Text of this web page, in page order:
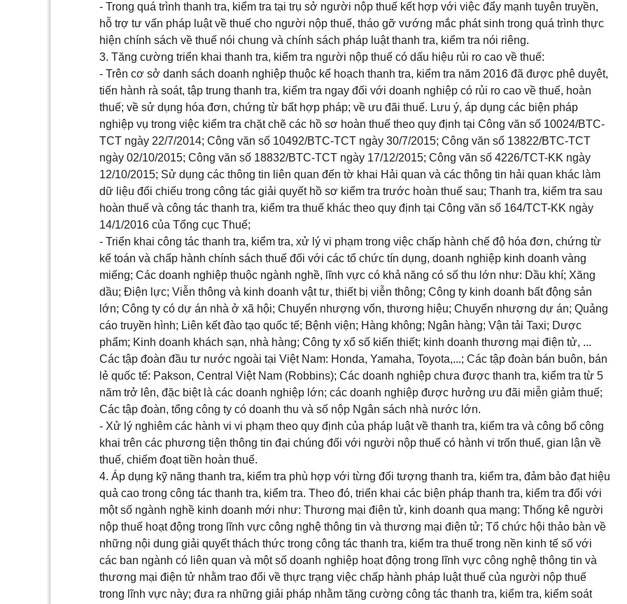
- Trong quá trình thanh tra, kiểm tra tại trụ sở người nộp thuế kết hợp với việc đẩy mạnh tuyên truyền,
hỗ trợ tư vấn pháp luật về thuế cho người nộp thuế, tháo gỡ vướng mắc phát sinh trong quá trình thực
hiện chính sách về thuế nói chung và chính sách pháp luật thanh tra, kiểm tra nói riêng.
3. Tăng cường triển khai thanh tra, kiểm tra người nộp thuế có dấu hiệu rủi ro cao về thuế:
- Trên cơ sở danh sách doanh nghiệp thuộc kế hoạch thanh tra, kiểm tra năm 2016 đã được phê duyệt,
tiến hành rà soát, tập trung thanh tra, kiểm tra ngay đối với doanh nghiệp có rủi ro cao về thuế, hoàn
thuế; về sử dụng hóa đơn, chứng từ bất hợp pháp; về ưu đãi thuế. Lưu ý, áp dụng các biện pháp
nghiệp vụ trong việc kiểm tra chặt chẽ các hồ sơ hoàn thuế theo quy định tại Công văn số 10024/BTC-
TCT ngày 22/7/2014; Công văn số 10492/BTC-TCT ngày 30/7/2015; Công văn số 13822/BTC-TCT
ngày 02/10/2015; Công văn số 18832/BTC-TCT ngày 17/12/2015; Công văn số 4226/TCT-KK ngày
12/10/2015; Sử dụng các thông tin liên quan đến tờ khai Hải quan và các thông tin hải quan khác làm
dữ liệu đối chiếu trong công tác giải quyết hồ sơ kiểm tra trước hoàn thuế sau; Thanh tra, kiểm tra sau
hoàn thuế và công tác thanh tra, kiểm tra thuế khác theo quy định tại Công văn số 164/TCT-KK ngày
14/1/2016 của Tổng cục Thuế;
- Triển khai công tác thanh tra, kiểm tra, xử lý vi phạm trong việc chấp hành chế độ hóa đơn, chứng từ
kế toán và chấp hành chính sách thuế đối với các tổ chức tín dụng, doanh nghiệp kinh doanh vàng
miếng; Các doanh nghiệp thuộc ngành nghề, lĩnh vực có khả năng có số thu lớn như: Dầu khí; Xăng
dầu; Điện lực; Viễn thông và kinh doanh vật tư, thiết bị viễn thông; Công ty kinh doanh bất động sản
lớn; Công ty có dự án nhà ở xã hội; Chuyển nhượng vốn, thương hiệu; Chuyển nhượng dự án; Quảng
cáo truyền hình; Liên kếtđào tạo quốc tế; Bệnh viện; Hàng không; Ngân hàng; Vận tải Taxi; Dược
phẩm; Kinh doanh khách sạn, nhà hàng; Công ty xổ số kiến thiết; kinh doanh thương mại điện tử, ...
Các tập đoàn đầu tư nước ngoài tại Việt Nam: Honda, Yamaha, Toyota,...; Các tập đoàn bán buôn, bán
lẻ quốc tế: Pakson, Central Việt Nam (Robbins); Các doanh nghiệp chưa được thanh tra, kiểm tra từ 5
năm trở lên, đặc biệt là các doanh nghiệp lớn; các doanh nghiệp được hưởng ưu đãi miễn giảm thuế;
Các tập đoàn, tổng công ty có doanh thu và số nộp Ngân sách nhà nước lớn.
- Xử lý nghiêm các hành vi vi phạm theo quy định của pháp luật về thanh tra, kiểm tra và công bố công
khai trên các phương tiện thông tin đại chúng đối với người nộp thuế có hành vi trốn thuế, gian lận về
thuế, chiếm đoạt tiền hoàn thuế.
4. Áp dụng kỹ năng thanh tra, kiểm tra phù hợp với từng đối tượng thanh tra, kiểm tra, đảm bảo đạt hiệu
quả cao trong công tác thanh tra, kiểm tra. Theo đó, triển khai các biện pháp thanh tra, kiểm tra đối với
một số ngành nghề kinh doanh mới như: Thương mại điện tử, kinh doanh qua mạng: Thống kê người
nộp thuế hoạt động trong lĩnh vực công nghệ thông tin và thương mại điện tử; Tổ chức hội thảo bàn về
những nội dung giải quyết thách thức trong công tác thanh tra, kiểm tra thuế trong nền kinh tế số với
các ban ngành có liên quan và một số doanh nghiệp hoạt động trong lĩnh vực công nghệ thông tin và
thương mại điện tử nhằm trao đổi về thực trạng việc chấp hành pháp luật thuế của người nộp thuế
trong lĩnh vực này; đưa ra những giải pháp nhằm tăng cường công tác thanh tra, kiểm tra, kiểm soát